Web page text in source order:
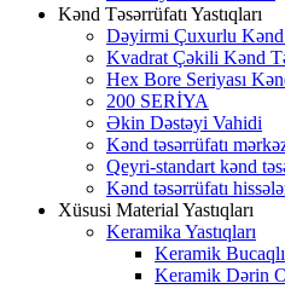
Kənd Təsərrüfatı Yastıqları
Dəyirmi Çuxurlu Kənd
Kvadrat Çəkili Kənd
Hex Bore Seriyası
200 SERİYA
Əkin Dəstəyi Vahidi
Kənd təsərrüfatı
Qeyri-standart kənd
Kənd təsərrüfatı
Xüsusi Material Yastıqları
Keramika Yastıqları
Keramik
Keramik Dərin